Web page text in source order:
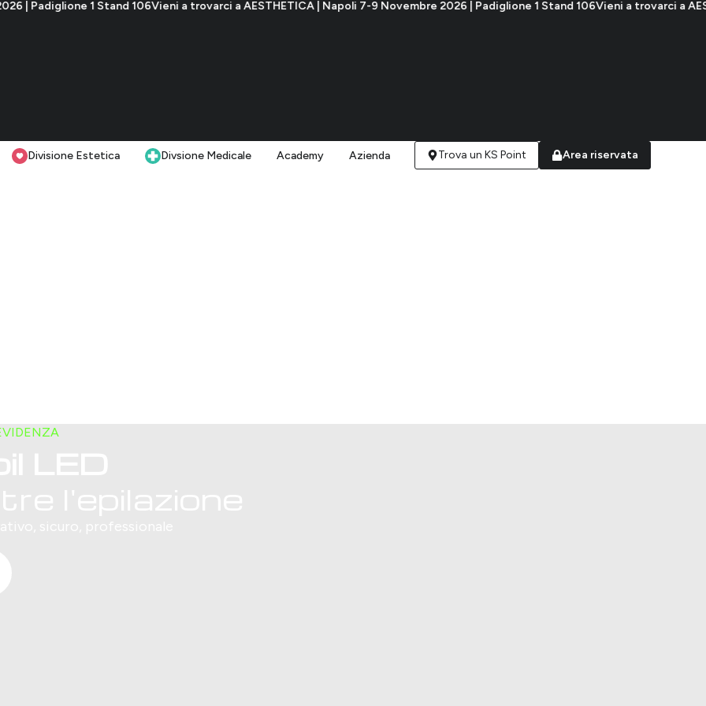
106Vieni a trovarci a AESTHETICA | Napoli 7-9 Novembre 2026 | Padiglione 1 Stand 106Vieni a trovarci a AESTHETICA | Napoli
Divisione Estetica Divsione Medicale Academy Azienda Trova un KS Point Area riservata